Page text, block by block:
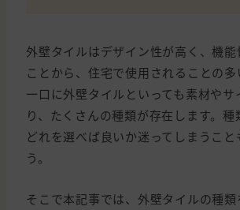
外壁タイルはデザイン性が高く、機能
ことから、住宅で使用されることの多
一口に外壁タイルといっても素材やサ
り、たくさんの種類が存在します。種
どれを選べば良いか迷ってしまうこと
う。
そこで本記事では、外壁タイルの種